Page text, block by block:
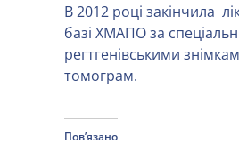
В 2012 році закінчила
базі ХМАПО за
регтгенівськими
томограм.
Пов’язано